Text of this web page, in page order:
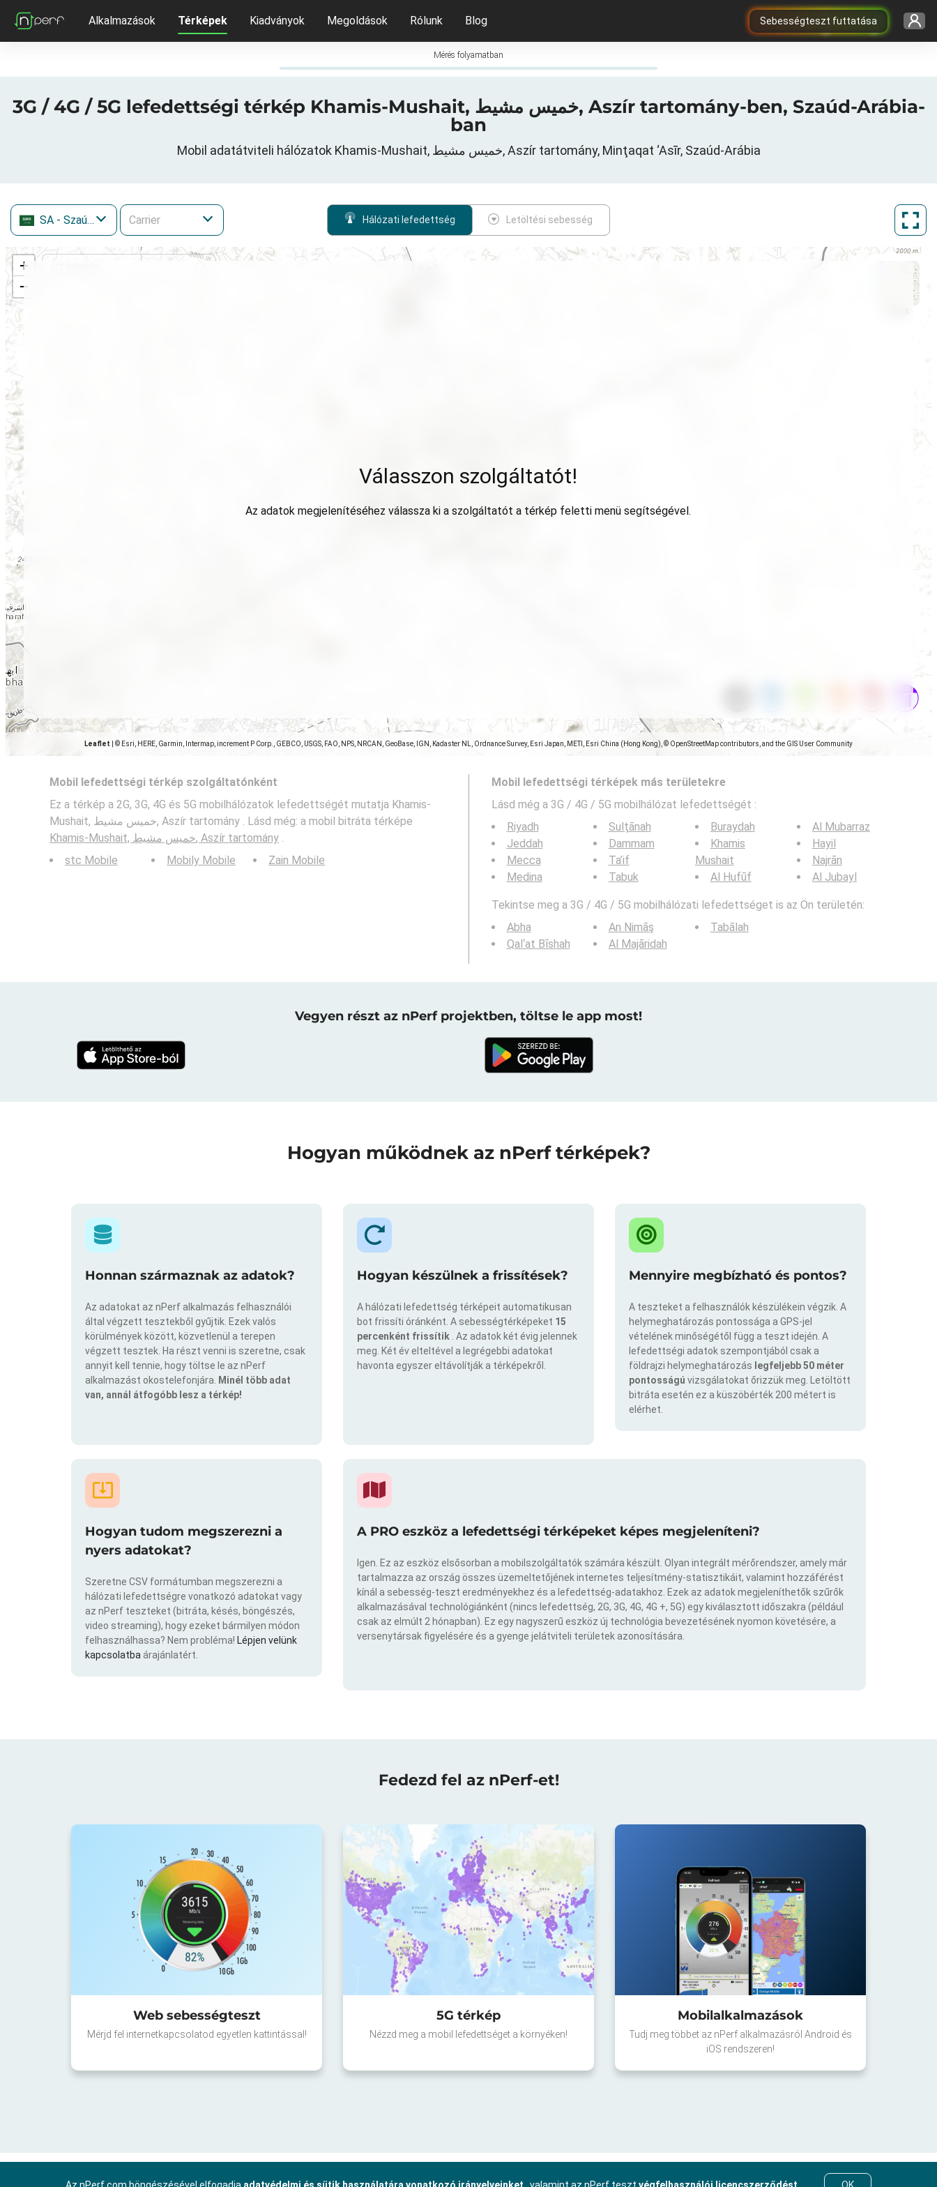
Sebességteszt futtatása
Alkalmazások Térképek Kiadványok Megoldások Rólunk Blog
Mérés folyamatban
3G / 4G / 5G lefedettségi térkép Khamis-Mushait, خميس مشيط, Aszír tartomány-ben, Szaúd-Arábia-
ban
Mobil adatátviteli hálózatok Khamis-Mushait, خميس مشيط, Aszír tartomány, Minţaqat ‘Asīr, Szaúd-Arábia
SA - Szaúd-Arábia Hálózati lefedettség Letöltési sebesség
+
−
Leaflet © Esri, HERE, Garmin, Intermap, increment P Corp., GEBCO, USGS, FAO, NPS, NRCAN, GeoBase, IGN, Kadaster NL, Ordnance Survey, Esri Japan, METI, Esri China (Hong Kong), © OpenStreetMap contributors, and the GIS User Community
Válasszon szolgáltatót!
Az adatok megjelenítéséhez válassza ki a szolgáltatót a térkép feletti menü segítségével.
Mobil lefedettségi térkép szolgáltatónként
Ez a térkép a 2G, 3G, 4G és 5G mobilhálózatok lefedettségét mutatja Khamis-
Mushait, خميس مشيط, Aszír tartomány . Lásd még: a mobil bitráta térképe
Khamis-Mushait, خميس مشيط, Aszír tartomány .
stc Mobile
Mobily Mobile Zain Mobile
Mobil lefedettségi térképek más területekre
Lásd még a 3G / 4G / 5G mobilhálózat lefedettségét :
Riyadh
Jeddah
Mecca
Medina
Sulţānah
Dammam
Ta’if
Tabuk
Buraydah
Khamis
Mushait
Al Hufūf
Al Mubarraz
Hayil
Najrān
Al Jubayl
Tekintse meg a 3G / 4G / 5G mobilhálózati lefedettséget is az Ön területén:
Abha
Qal‘at Bīshah
An Nimāş
Al Majāridah
Tabālah
Vegyen részt az nPerf projektben, töltse le app most!
Hogyan működnek az nPerf térképek?
Honnan származnak az adatok?
Az adatokat az nPerf alkalmazás felhasználói
által végzett tesztekből gyűjtik. Ezek valós
körülmények között, közvetlenül a terepen
végzett tesztek. Ha részt venni is szeretne, csak
annyit kell tennie, hogy töltse le az nPerf
alkalmazást okostelefonjára.
Minél több adat
van, annál átfogóbb lesz a térkép!
Hogyan készülnek a frissítések?
A hálózati lefedettség térképeit automatikusan
bot frissíti óránként. A sebességtérképeket 15
percenként frissítik . Az adatok két évig jelennek
meg. Két év elteltével a legrégebbi adatokat
havonta egyszer eltávolítják a térképekről.
Mennyire megbízható és pontos?
A teszteket a felhasználók készülékein végzik. A
helymeghatározás pontossága a GPS-jel
vételének minőségétől függ a teszt idején. A
lefedettségi adatok szempontjából csak a
földrajzi helymeghatározás legfeljebb 50 méter
pontosságú vizsgálatokat őrizzük meg. Letöltött
bitráta esetén ez a küszöbérték 200 métert is
elérhet.
Hogyan tudom megszerezni a
nyers adatokat?
Szeretne CSV formátumban megszerezni a
hálózati lefedettségre vonatkozó adatokat vagy
az nPerf teszteket (bitráta, késés, böngészés,
video streaming), hogy ezeket bármilyen módon
felhasználhassa? Nem probléma! Lépjen velünk
kapcsolatba árajánlatért.
A PRO eszköz a lefedettségi térképeket képes megjeleníteni?
Igen. Ez az eszköz elsősorban a mobilszolgáltatók számára készült. Olyan integrált mérőrendszer, amely már
tartalmazza az ország összes üzemeltetőjének internetes teljesítmény-statisztikáit, valamint hozzáférést
kínál a sebesség-teszt eredményekhez és a lefedettség-adatakhoz. Ezek az adatok megjeleníthetők szűrők
alkalmazásával technológiánként (nincs lefedettség, 2G, 3G, 4G, 4G +, 5G) egy kiválasztott időszakra (például
csak az elmúlt 2 hónapban). Ez egy nagyszerű eszköz új technológia bevezetésének nyomon követésére, a
versenytársak figyelésére és a gyenge jelátviteli területek azonosítására.
Fedezd fel az nPerf-et!
Web sebességteszt
Mérjd fel internetkapcsolatod egyetlen kattintással!
5G térkép
Nézzd meg a mobil lefedettséget a környéken!
Mobilalkalmazások
Tudj meg többet az nPerf alkalmazásról Android és
iOS rendszeren!